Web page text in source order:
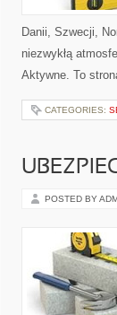
Danii, Szwecji,
niezwykłą
Aktywne. To
CATEGORIES:
POSTED BY